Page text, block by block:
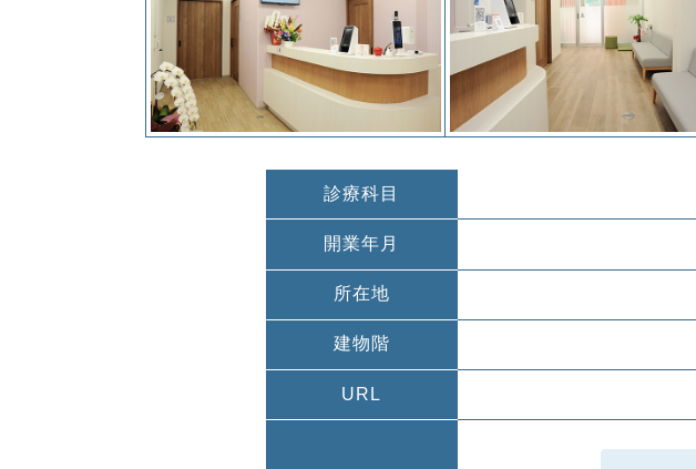
診療科目
開業年月
所在地
建物階
URL